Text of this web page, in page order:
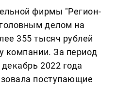
фирмы "Регион-
делом на
355 тысяч рублей
компании. За период
2022 года
поступающие